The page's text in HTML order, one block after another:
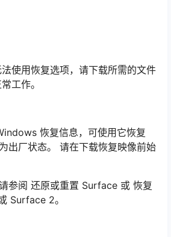
使用恢复选项，请下载所需的文件
工作。
恢复信息，可使用它恢复
出厂状态。 请在下载恢复映像前始
参阅 还原或重置 Surface 或 恢复
Surface 2。